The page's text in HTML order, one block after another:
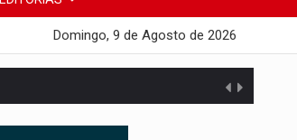
Domingo, 9 de Agosto de 2026